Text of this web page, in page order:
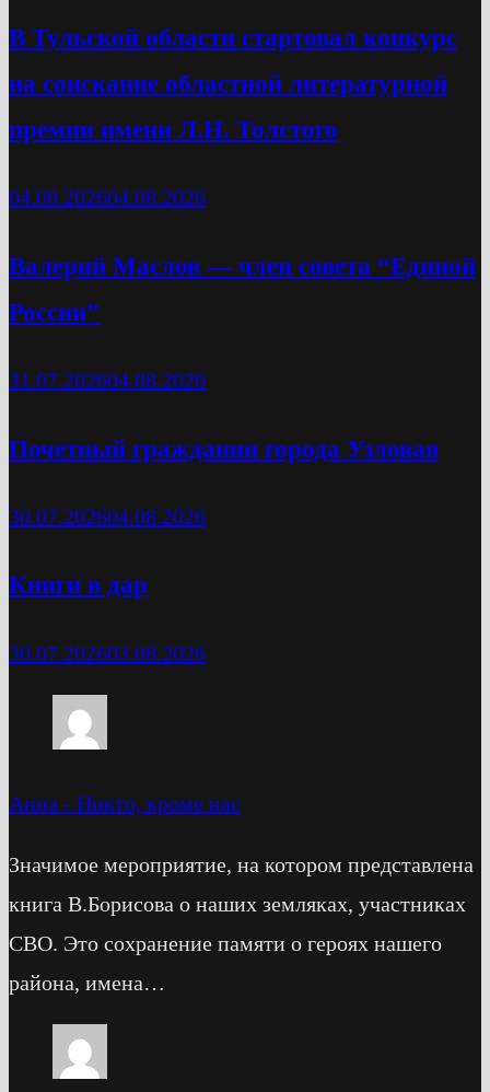
В Тульской области стартовал конкурс
на соискание областной литературной
премии имени Л.Н. Толстого
04.08.202604.08.2026
Валерий Маслов — член совета “Единой
России”
31.07.202604.08.2026
Почетный гражданин города Узловая
30.07.202604.08.2026
Книги в дар
30.07.202603.08.2026
Анна - Никто, кроме нас
Значимое мероприятие, на котором представлена
книга В.Борисова о наших земляках, участниках
СВО. Это сохранение памяти о героях нашего
района, имена…